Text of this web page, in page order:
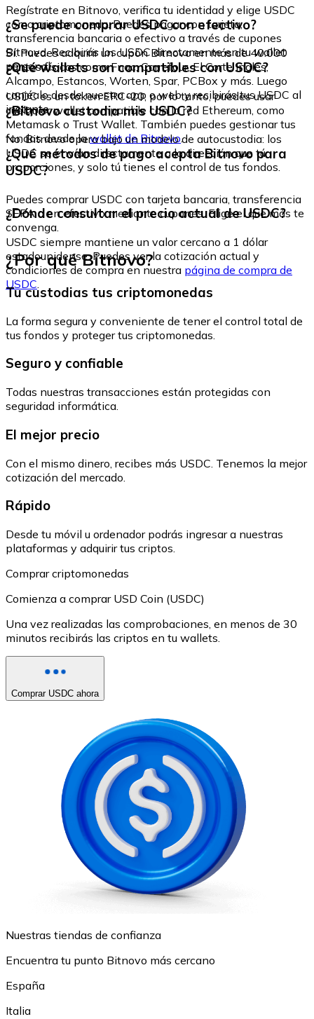
Regístrate en Bitnovo, verifica tu identidad y elige USDC
como criptomoneda. Puedes pagar con tarjeta,
transferencia bancaria o efectivo a través de cupones
Bitnovo. Recibirás los USDC directamente en tu wallet
personal.
¿Se puede comprar USDC con efectivo?
Sí. Puedes adquirir un cupón Bitnovo en más de 40.000
puntos físicos como Fnac, Carrefour, El Corte Inglés,
Alcampo, Estancos, Worten, Spar, PCBox y más. Luego
canjéalo desde nuestra app o web y recibirás tus USDC al
instante.
¿Qué wallets son compatibles con USDC?
USDC es un token ERC-20, por lo tanto, puedes usar
cualquier wallet compatible con la red Ethereum, como
Metamask o Trust Wallet. También puedes gestionar tus
fondos desde lawallet de Bitnovo.
¿Bitnovo custodia mis USDC?
No. Bitnovo opera bajo un modelo de autocustodia: los
USDC se envían directamente a la dirección que tú
proporciones, y solo tú tienes el control de tus fondos.
¿Qué métodos de pago acepta Bitnovo para
USDC?
Puedes comprar USDC con tarjeta bancaria, transferencia
SEPA o en efectivo mediante cupones. Elige el que más te
convenga.
¿Dónde consultar el precio actual de USDC?
USDC siempre mantiene un valor cercano a 1 dólar
estadounidense. Puedes ver la cotización actual y
condiciones de compra en nuestra página de compra de
USDC.
¿Por qué Bitnovo?
Tu custodias tus criptomonedas
La forma segura y conveniente de tener el control total de
tus fondos y proteger tus criptomonedas.
Seguro y confiable
Todas nuestras transacciones están protegidas con
seguridad informática.
El mejor precio
Con el mismo dinero, recibes más USDC. Tenemos la mejor
cotización del mercado.
Rápido
Desde tu móvil u ordenador podrás ingresar a nuestras
plataformas y adquirir tus criptos.
Comprar criptomonedas
Comienza a comprar USD Coin (USDC)
Una vez realizadas las comprobaciones, en menos de 30
minutos recibirás las criptos en tu wallets.
Comprar USDC ahora
Nuestras tiendas de confianza
Encuentra tu punto Bitnovo más cercano
España
Italia